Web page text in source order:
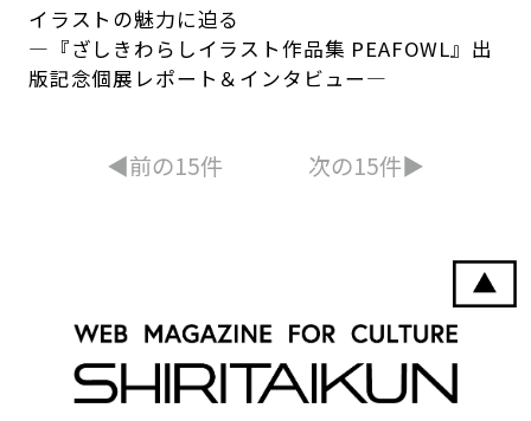
イラストの魅力に迫る
―『ざしきわらしイラスト作品集 PEAFOWL』出
版記念個展レポート＆インタビュー―
◀︎前の15件 次の15件▶︎